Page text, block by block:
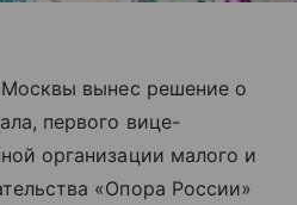
вынес решение о
первого вице-
организации малого и
«Опора России»